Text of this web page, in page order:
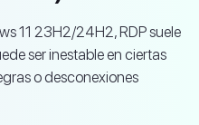
11 23H2/24H2, RDP suele
ser inestable en ciertas
o desconexiones